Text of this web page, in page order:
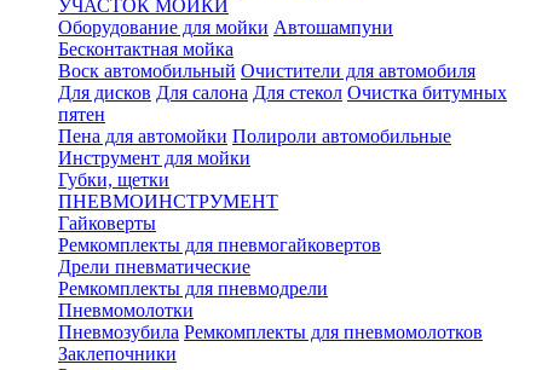
УЧАСТОК МОЙКИ
Оборудование для мойки Автошампуни
Бесконтактная мойка
Воск автомобильный Очистители для автомобиля
Для дисков Для салона Для стекол Очистка битумных
пятен
Пена для автомойки Полироли автомобильные
Инструмент для мойки
Губки, щетки
ПНЕВМОИНСТРУМЕНТ
Гайковерты
Ремкомплекты для пневмогайковертов
Дрели пневматические
Ремкомплекты для пневмодрели
Пневмомолотки
Пневмозубила Ремкомплекты для пневмомолотков
Заклепочники